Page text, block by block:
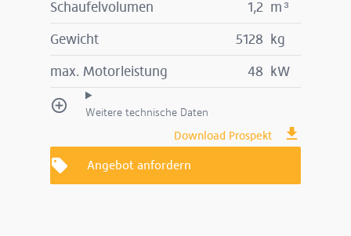
Schaufelvolumen 1,2 m³
Gewicht 5128 kg
max. Motorleistung 48 kW
Weitere technische Daten